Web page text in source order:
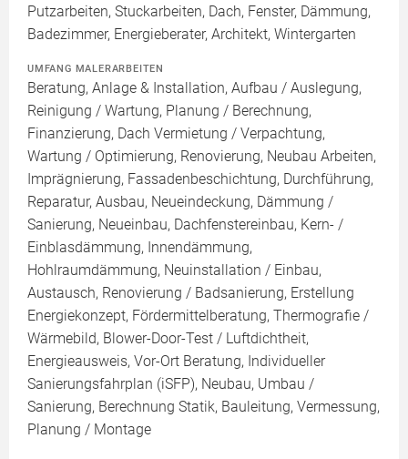
Putzarbeiten, Stuckarbeiten, Dach, Fenster, Dämmung,
Badezimmer, Energieberater, Architekt, Wintergarten
UMFANG MALERARBEITEN
Beratung, Anlage & Installation, Aufbau / Auslegung,
Reinigung / Wartung, Planung / Berechnung,
Finanzierung, Dach Vermietung / Verpachtung,
Wartung / Optimierung, Renovierung, Neubau Arbeiten,
Imprägnierung, Fassadenbeschichtung, Durchführung,
Reparatur, Ausbau, Neueindeckung, Dämmung /
Sanierung, Neueinbau, Dachfenstereinbau, Kern- /
Einblasdämmung, Innendämmung,
Hohlraumdämmung, Neuinstallation / Einbau,
Austausch, Renovierung / Badsanierung, Erstellung
Energiekonzept, Fördermittelberatung, Thermografie /
Wärmebild, Blower-Door-Test / Luftdichtheit,
Energieausweis, Vor-Ort Beratung, Individueller
Sanierungsfahrplan (iSFP), Neubau, Umbau /
Sanierung, Berechnung Statik, Bauleitung, Vermessung,
Planung / Montage